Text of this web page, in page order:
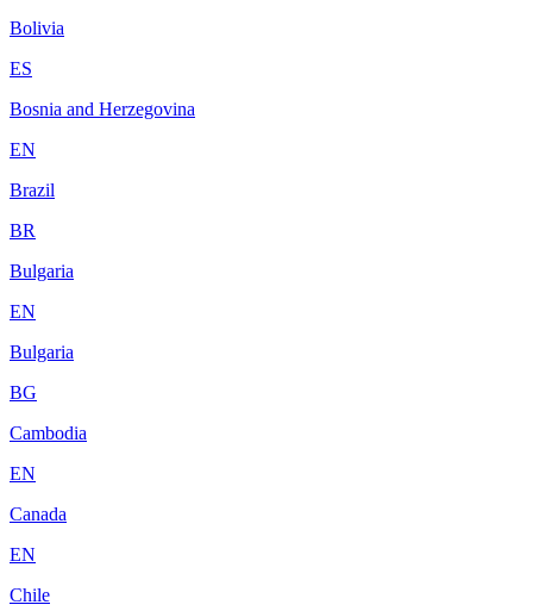
Bolivia
ES
Bosnia and Herzegovina
EN
Brazil
BR
Bulgaria
EN
Bulgaria
BG
Cambodia
EN
Canada
EN
Chile